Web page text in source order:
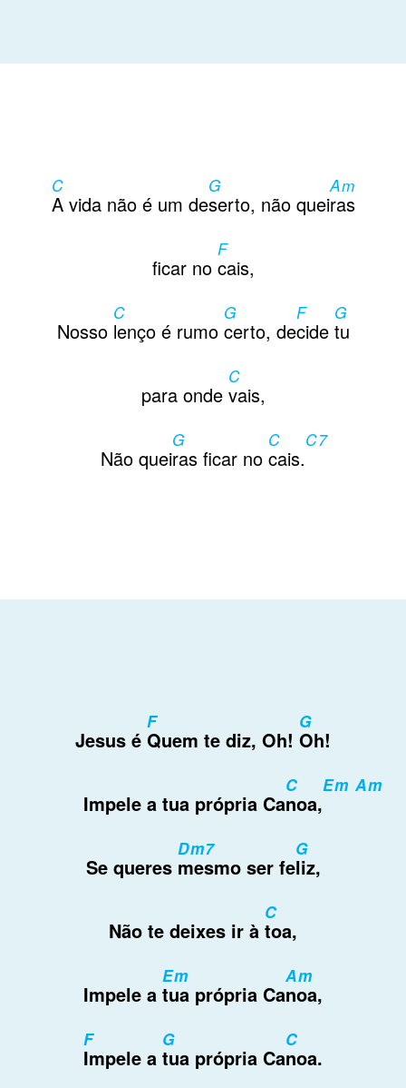
C
A vida não é um de
G
serto, não quei
Am
ras
ficar no
F
cais,
Nosso
C
lenço é rumo
G
certo, de
F
cide
G
tu
para onde
C
vais,
Não quei
G
ras ficar no
C
cais.
C7
Jesus é
F
Quem te diz, Oh!
G
Oh!
Impele a tua própria Ca
C
noa,
Em Am
Se queres
Dm7
mesmo ser fe
G
liz,
Não te deixes ir à
C
toa,
Impele a
Em
tua própria Ca
Am
noa,
F
Impele a
G
tua própria Ca
C
noa.